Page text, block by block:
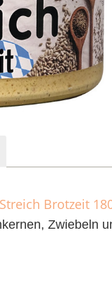
Brotzeit
Zwiebeln